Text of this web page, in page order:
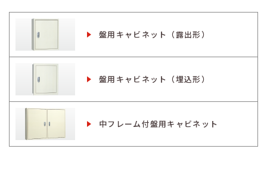
盤用キャビネット（露出形）
盤用キャビネット（埋込形）
中フレーム付盤用キャビネット